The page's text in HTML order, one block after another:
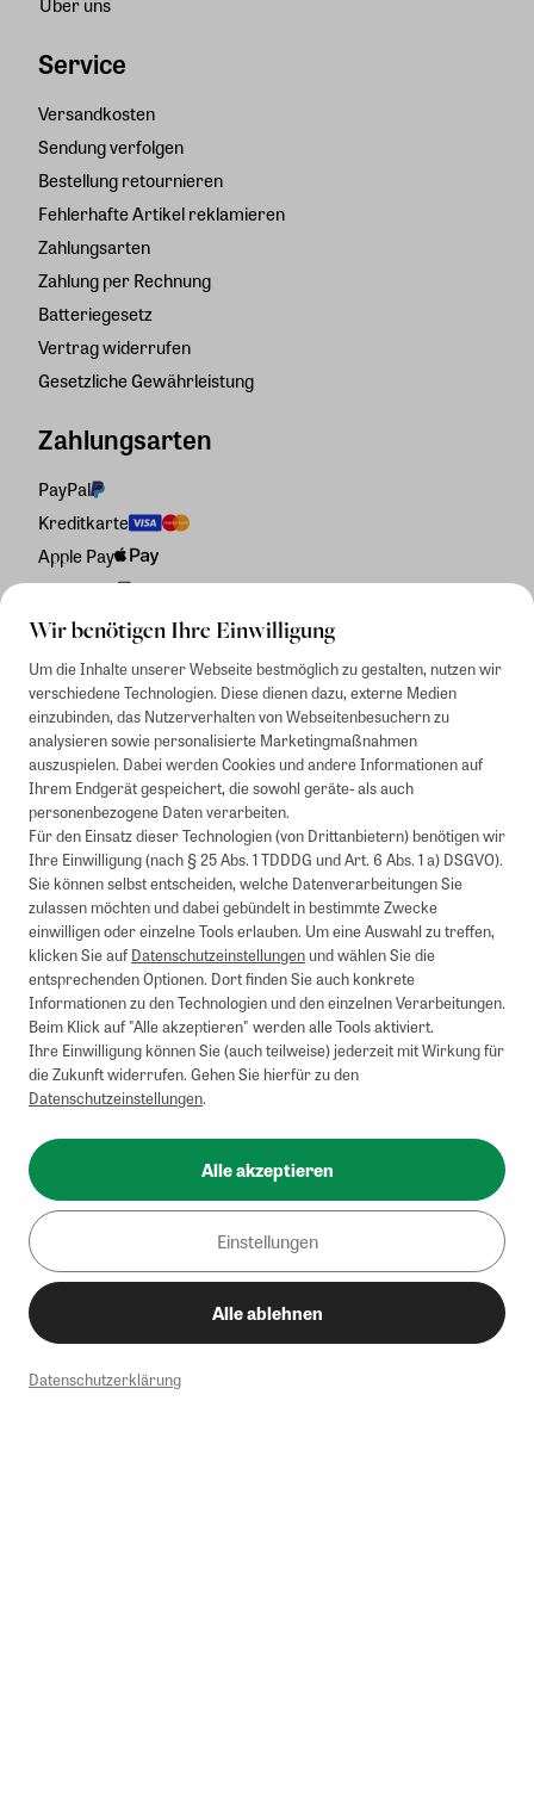
Wir benötigen Ihre Einwilligung
Um die Inhalte unserer Webseite bestmöglich zu gestalten, nutzen wir
verschiedene Technologien. Diese dienen dazu, externe Medien
einzubinden, das Nutzerverhalten von Webseitenbesuchern zu
analysieren sowie personalisierte Marketingmaßnahmen
auszuspielen. Dabei werden Cookies und andere Informationen auf
Ihrem Endgerät gespeichert, die sowohl geräte- als auch
personenbezogene Daten verarbeiten.
Für den Einsatz dieser Technologien (von Drittanbietern) benötigen wir
Ihre Einwilligung (nach § 25 Abs. 1 TDDDG und Art. 6 Abs. 1 a) DSGVO).
Sie können selbst entscheiden, welche Datenverarbeitungen Sie
zulassen möchten und dabei gebündelt in bestimmte Zwecke
einwilligen oder einzelne Tools erlauben. Um eine Auswahl zu treffen,
klicken Sie aufDatenschutzeinstellungenund wählen Sie die
entsprechenden Optionen. Dort finden Sie auch konkrete
Informationen zu den Technologien und den einzelnen Verarbeitungen.
Beim Klick auf "Alle akzeptieren" werden alle Tools aktiviert.
Ihre Einwilligung können Sie (auch teilweise) jederzeit mit Wirkung für
die Zukunft widerrufen. Gehen Sie hierfür zu den
Datenschutzeinstellungen.
Alle akzeptieren
Einstellungen
Alle ablehnen
Datenschutzerklärung
Über uns
Service
Versandkosten
Sendung verfolgen
Bestellung retournieren
Fehlerhafte Artikel reklamieren
Zahlungsarten
Zahlung per Rechnung
Batteriegesetz
Vertrag widerrufen
Gesetzliche Gewährleistung
Zahlungsarten
PayPal
Kreditkarte
Apple Pay
Rechnung